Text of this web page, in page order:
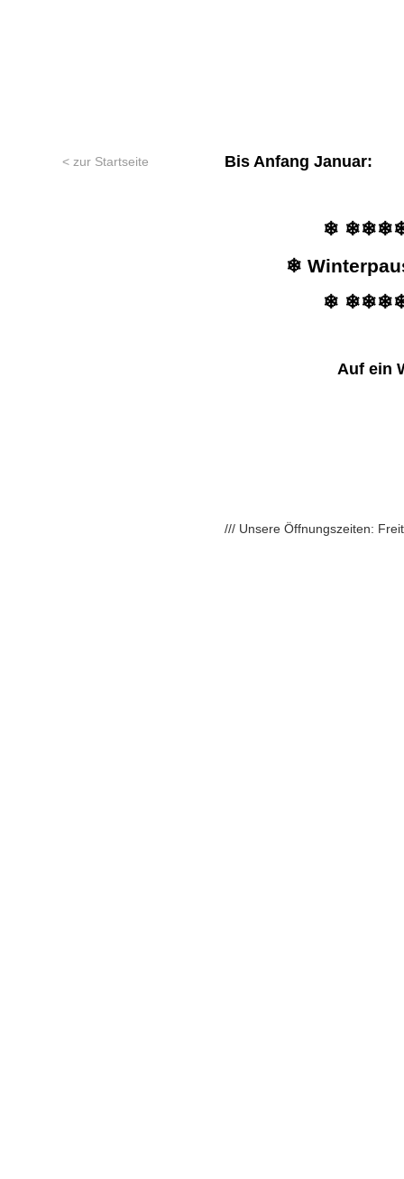
< zur Startseite Bis Anfang Januar:
❄
❄
❄
Auf ein
/// Unsere Öffnungszeiten: